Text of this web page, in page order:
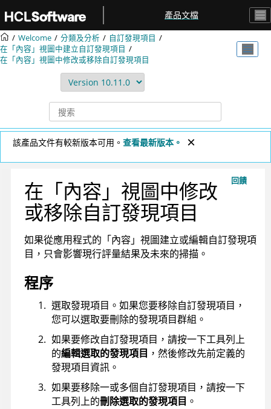
產品文檔
Welcome 分類及分析
自訂發現項目
在「內容」視圖中建立自訂發現項目
在「內容」視圖中修改或移除自訂發現項目
該產品文件有較新版本可用。 查看最新版本。
回饋
在「內容」視圖中修改
或移除自訂發現項目
如果從應用程式的「內容」視圖建立或編輯自訂發現項
目，只會影響現行評量結果及未來的掃描。
程序
選取發現項目。如果您要移除自訂發現項目，
您可以選取要刪除的發現項目群組。
如果要修改自訂發現項目，請按一下工具列上
的編輯選取的發現項目 ，然後修改先前定義的
發現項目資訊。
如果要移除一或多個自訂發現項目，請按一下
工具列上的刪除選取的發現項目 。